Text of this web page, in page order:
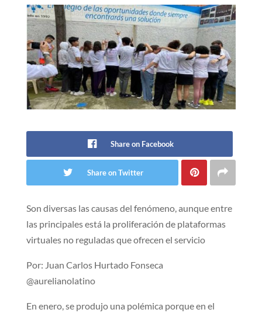
Share on Facebook
Share on Twitter
Son diversas las causas del fenómeno, aunque entre
las principales está la proliferación de plataformas
virtuales no reguladas que ofrecen el servicio
Por: Juan Carlos Hurtado Fonseca
@aurelianolatino
En enero, se produjo una polémica porque en el